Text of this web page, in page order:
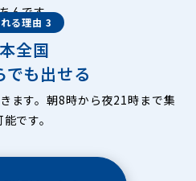
んです。
る理由 3
全国
でも出せる
ます。朝8時から夜21時まで集
です。